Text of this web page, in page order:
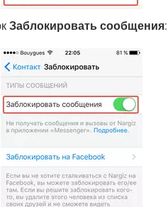
Заблокировать сообщения: